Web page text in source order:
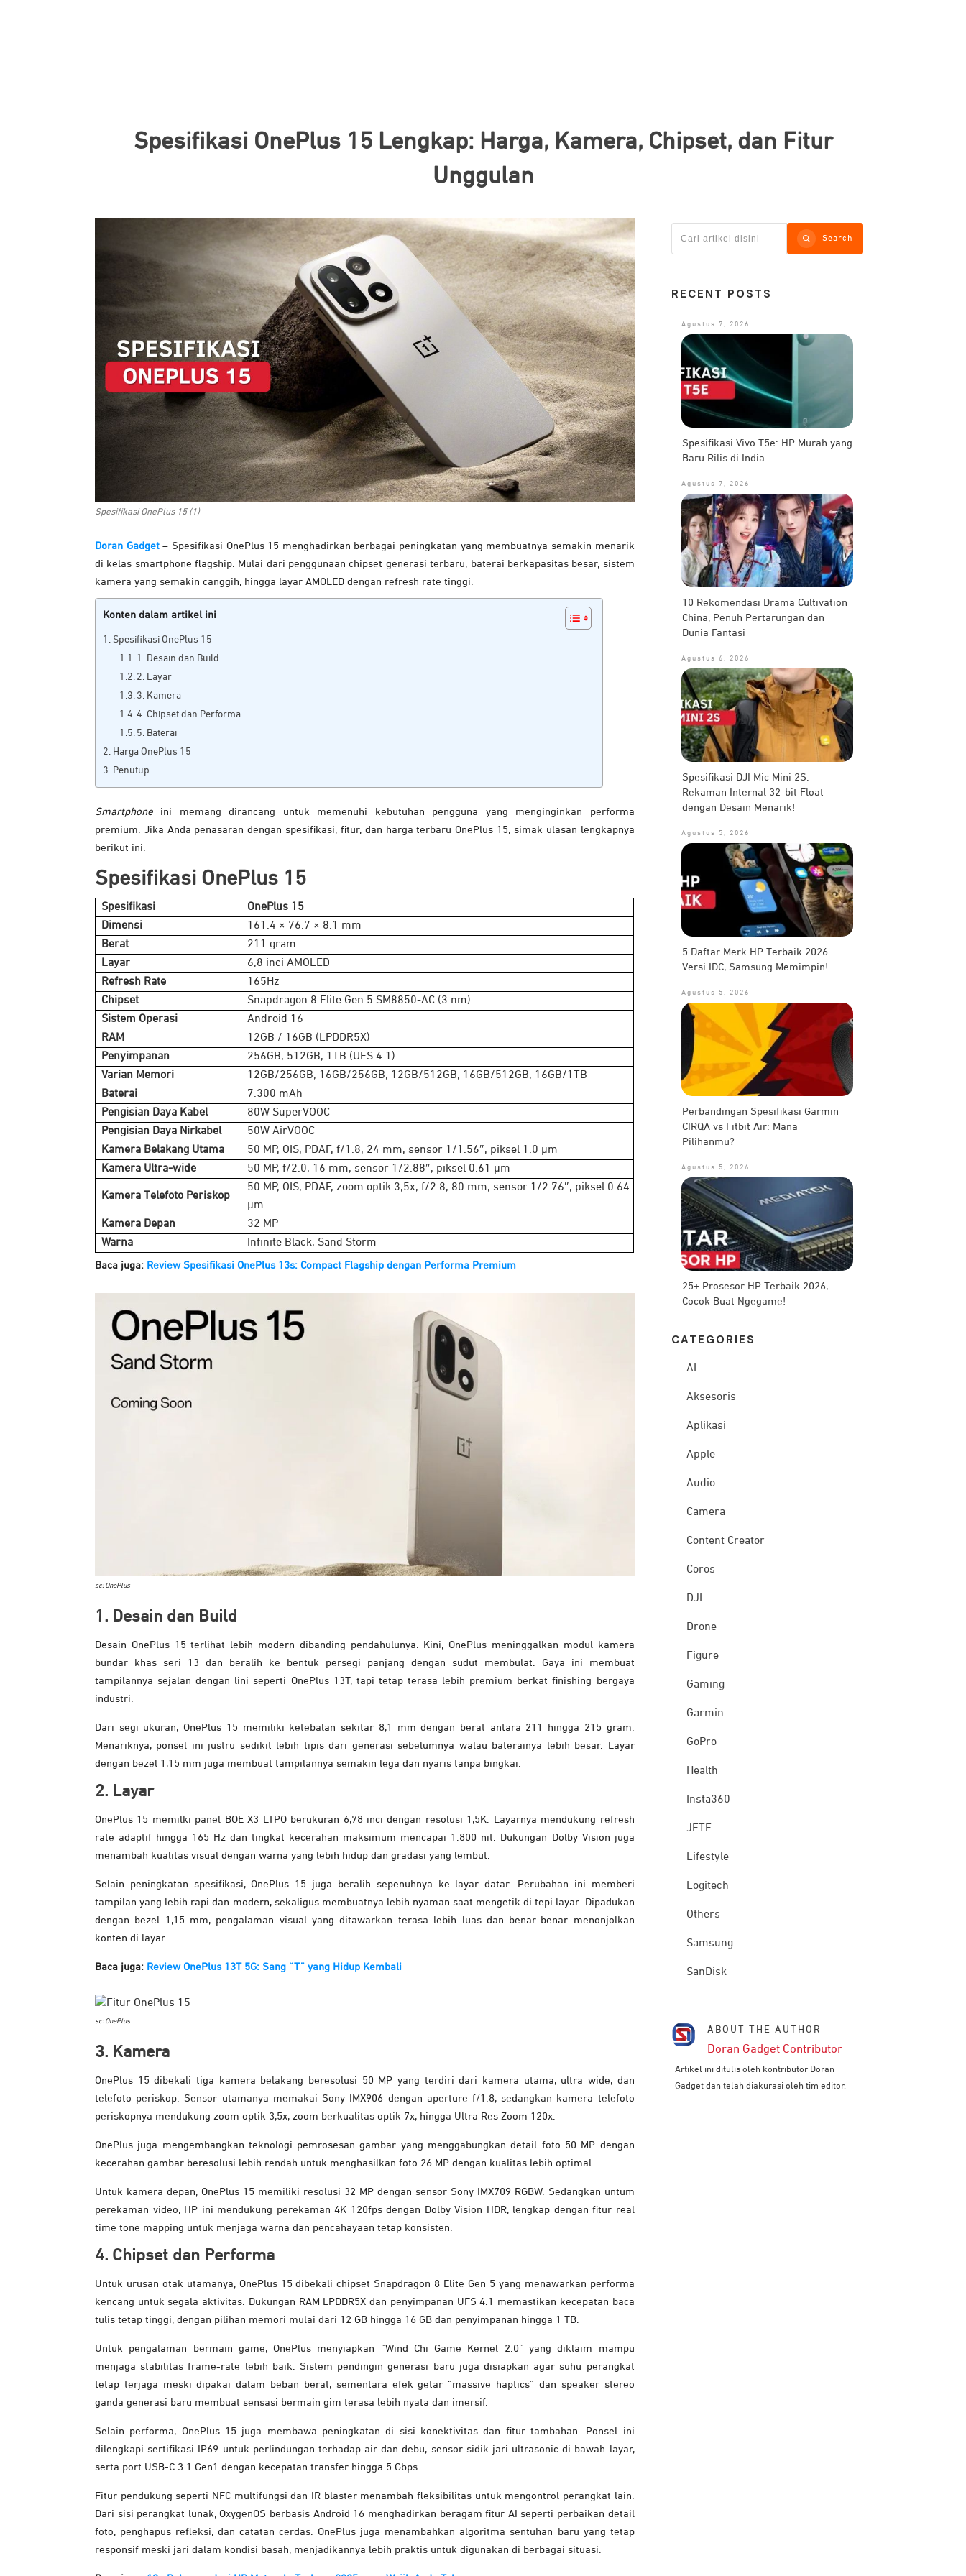
Spesifikasi OnePlus 15 Lengkap: Harga, Kamera, Chipset, dan Fitur
Unggulan
Spesifikasi OnePlus 15 (1)
Doran Gadget– Spesifikasi OnePlus 15 menghadirkan berbagai peningkatan yang membuatnya semakin menarik
di kelas smartphone flagship. Mulai dari penggunaan chipset generasi terbaru, baterai berkapasitas besar, sistem
kamera yang semakin canggih, hingga layar AMOLED dengan refresh rate tinggi.
Konten dalam artikel ini
Spesifikasi OnePlus 15
1. Desain dan Build
2. Layar
3. Kamera
4. Chipset dan Performa
5. Baterai
Harga OnePlus 15
Penutup
Smartphone ini memang dirancang untuk memenuhi kebutuhan pengguna yang menginginkan performa
premium. Jika Anda penasaran dengan spesifikasi, fitur, dan harga terbaru OnePlus 15, simak ulasan lengkapnya
berikut ini.
Spesifikasi OnePlus 15
Spesifikasi
OnePlus 15
Dimensi
161.4 × 76.7 × 8.1 mm
Berat
211 gram
Layar
6,8 inci AMOLED
Refresh Rate
165Hz
Chipset
Snapdragon 8 Elite Gen 5 SM8850-AC (3 nm)
Sistem Operasi
Android 16
RAM
12GB / 16GB (LPDDR5X)
Penyimpanan
256GB, 512GB, 1TB (UFS 4.1)
Varian Memori
12GB/256GB, 16GB/256GB, 12GB/512GB, 16GB/512GB, 16GB/1TB
Baterai
7.300 mAh
Pengisian Daya Kabel
80W SuperVOOC
Pengisian Daya Nirkabel
50W AirVOOC
Kamera Belakang Utama
50 MP, OIS, PDAF, f/1.8, 24 mm, sensor 1/1.56″, piksel 1.0 μm
Kamera Ultra-wide
50 MP, f/2.0, 16 mm, sensor 1/2.88″, piksel 0.61 μm
Kamera Telefoto Periskop
50 MP, OIS, PDAF, zoom optik 3,5x, f/2.8, 80 mm, sensor 1/2.76″, piksel 0.64
μm
Kamera Depan
32 MP
Warna
Infinite Black, Sand Storm
Baca juga: Review Spesifikasi OnePlus 13s: Compact Flagship dengan Performa Premium
sc: OnePlus
1. Desain dan Build
Desain OnePlus 15 terlihat lebih modern dibanding pendahulunya. Kini, OnePlus meninggalkan modul kamera
bundar khas seri 13 dan beralih ke bentuk persegi panjang dengan sudut membulat. Gaya ini membuat
tampilannya sejalan dengan lini seperti OnePlus 13T, tapi tetap terasa lebih premium berkat finishing bergaya
industri.
Dari segi ukuran, OnePlus 15 memiliki ketebalan sekitar 8,1 mm dengan berat antara 211 hingga 215 gram.
Menariknya, ponsel ini justru sedikit lebih tipis dari generasi sebelumnya walau baterainya lebih besar. Layar
dengan bezel 1,15 mm juga membuat tampilannya semakin lega dan nyaris tanpa bingkai.
2. Layar
OnePlus 15 memilki panel BOE X3 LTPO berukuran 6,78 inci dengan resolusi 1,5K. Layarnya mendukung refresh
rate adaptif hingga 165 Hz dan tingkat kecerahan maksimum mencapai 1.800 nit. Dukungan Dolby Vision juga
menambah kualitas visual dengan warna yang lebih hidup dan gradasi yang lembut.
Selain peningkatan spesifikasi, OnePlus 15 juga beralih sepenuhnya ke layar datar. Perubahan ini memberi
tampilan yang lebih rapi dan modern, sekaligus membuatnya lebih nyaman saat mengetik di tepi layar. Dipadukan
dengan bezel 1,15 mm, pengalaman visual yang ditawarkan terasa lebih luas dan benar-benar menonjolkan
konten di layar.
Baca juga: Review OnePlus 13T 5G: Sang “T” yang Hidup Kembali
sc: OnePlus
3. Kamera
OnePlus 15 dibekali tiga kamera belakang beresolusi 50 MP yang terdiri dari kamera utama, ultra wide, dan
telefoto periskop. Sensor utamanya memakai Sony IMX906 dengan aperture f/1.8, sedangkan kamera telefoto
periskopnya mendukung zoom optik 3,5x, zoom berkualitas optik 7x, hingga Ultra Res Zoom 120x.
OnePlus juga mengembangkan teknologi pemrosesan gambar yang menggabungkan detail foto 50 MP dengan
kecerahan gambar beresolusi lebih rendah untuk menghasilkan foto 26 MP dengan kualitas lebih optimal.
Untuk kamera depan, OnePlus 15 memiliki resolusi 32 MP dengan sensor Sony IMX709 RGBW. Sedangkan untum
perekaman video, HP ini mendukung perekaman 4K 120fps dengan Dolby Vision HDR, lengkap dengan fitur real
time tone mapping untuk menjaga warna dan pencahayaan tetap konsisten.
4. Chipset dan Performa
Untuk urusan otak utamanya, OnePlus 15 dibekali chipset Snapdragon 8 Elite Gen 5 yang menawarkan performa
kencang untuk segala aktivitas. Dukungan RAM LPDDR5X dan penyimpanan UFS 4.1 memastikan kecepatan baca
tulis tetap tinggi, dengan pilihan memori mulai dari 12 GB hingga 16 GB dan penyimpanan hingga 1 TB.
Untuk pengalaman bermain game, OnePlus menyiapkan “Wind Chi Game Kernel 2.0” yang diklaim mampu
menjaga stabilitas frame-rate lebih baik. Sistem pendingin generasi baru juga disiapkan agar suhu perangkat
tetap terjaga meski dipakai dalam beban berat, sementara efek getar “massive haptics” dan speaker stereo
ganda generasi baru membuat sensasi bermain gim terasa lebih nyata dan imersif.
Selain performa, OnePlus 15 juga membawa peningkatan di sisi konektivitas dan fitur tambahan. Ponsel ini
dilengkapi sertifikasi IP69 untuk perlindungan terhadap air dan debu, sensor sidik jari ultrasonic di bawah layar,
serta port USB-C 3.1 Gen1 dengan kecepatan transfer hingga 5 Gbps.
Fitur pendukung seperti NFC multifungsi dan IR blaster menambah fleksibilitas untuk mengontrol perangkat lain.
Dari sisi perangkat lunak, OxygenOS berbasis Android 16 menghadirkan beragam fitur AI seperti perbaikan detail
foto, penghapus refleksi, dan catatan cerdas. OnePlus juga menambahkan algoritma sentuhan baru yang tetap
responsif meski jari dalam kondisi basah, menjadikannya lebih praktis untuk digunakan di berbagai situasi.
Search
RECENT POSTS
Agustus 7, 2026
Spesifikasi Vivo T5e: HP Murah yang
Baru Rilis di India
Agustus 7, 2026
10 Rekomendasi Drama Cultivation
China, Penuh Pertarungan dan
Dunia Fantasi
Agustus 6, 2026
Spesifikasi DJI Mic Mini 2S:
Rekaman Internal 32-bit Float
dengan Desain Menarik!
Agustus 5, 2026
5 Daftar Merk HP Terbaik 2026
Versi IDC, Samsung Memimpin!
Agustus 5, 2026
Perbandingan Spesifikasi Garmin
CIRQA vs Fitbit Air: Mana
Pilihanmu?
Agustus 5, 2026
25+ Prosesor HP Terbaik 2026,
Cocok Buat Ngegame!
CATEG ORIES
AI
Aksesoris
Aplikasi
Apple
Audio
Camera
Content Creator
Coros
DJI
Drone
Figure
Gaming
Garmin
GoPro
Health
Insta360
JETE
Lifestyle
Logitech
Others
Samsung
SanDisk
ABOUT THE AUTHOR
Doran Gadget Contributor
Artikel ini ditulis oleh kontributor Doran
Gadget dan telah diakurasi oleh tim editor.